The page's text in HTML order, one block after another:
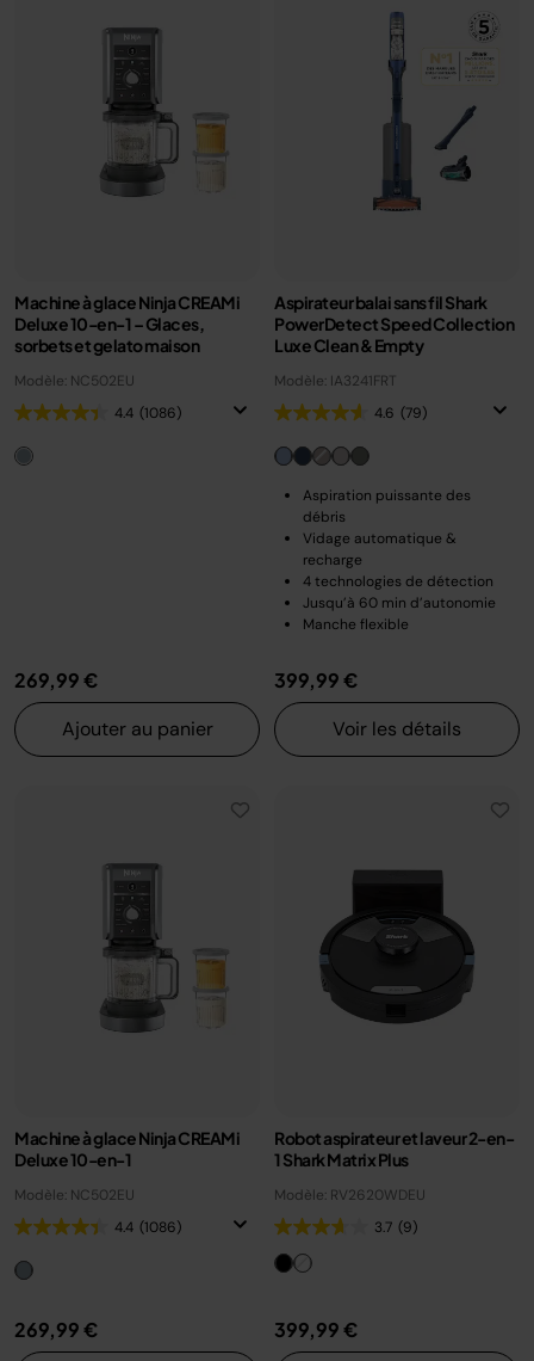
Machine à glace Ninja CREAMi
Deluxe 10-en-1 – Glaces,
sorbets et gelato maison
Modèle: NC502EU
4.4 (1086)
269,99 €
Ajouter au panier
Aspirateur balai sans fil Shark
PowerDetect Speed Collection
Luxe Clean & Empty
Modèle: IA3241FRT
4.6 (79)
Aspiration puissante des
débris
Vidage automatique &
recharge
4 technologies de détection
Jusqu’à 60 min d’autonomie
Manche flexible
399,99 €
Voir les détails
Machine à glace Ninja CREAMi
Deluxe 10-en-1
Modèle: NC502EU
4.4 (1086)
269,99 €
Robot aspirateur et laveur 2-en-
1 Shark Matrix Plus
Modèle: RV2620WDEU
3.7 (9)
399,99 €